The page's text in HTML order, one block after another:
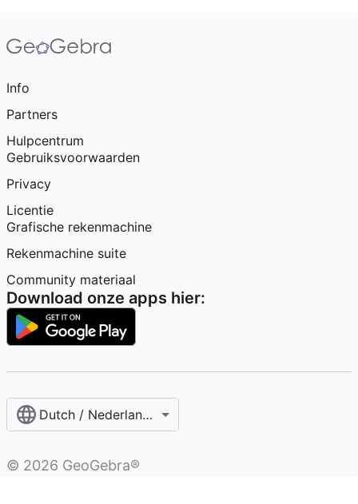
Info
Partners
Hulpcentrum
Gebruiksvoorwaarden
Privacy
Licentie
Grafische rekenmachine
Rekenmachine suite
Community materiaal
Download onze apps hier:
Dutch / Nederlands‎ (België)‎
© 2026 GeoGebra®